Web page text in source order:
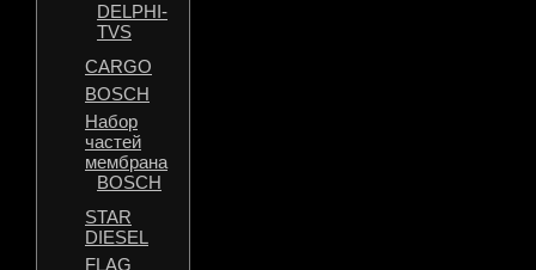
DELPHI-
TVS
CARGO
BOSCH
Набор
частей
мембрана
BOSCH
STAR
DIESEL
FLAG